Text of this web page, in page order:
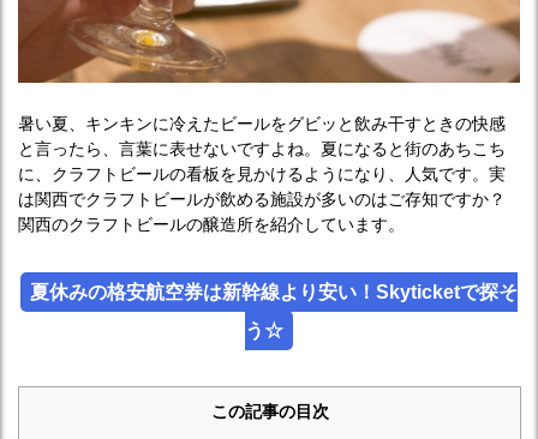
暑い夏、キンキンに冷えたビールをグビッと飲み干すときの快感
と言ったら、言葉に表せないですよね。夏になると街のあちこち
に、クラフトビールの看板を見かけるようになり、人気です。実
は関西でクラフトビールが飲める施設が多いのはご存知ですか？
関西のクラフトビールの醸造所を紹介しています。
夏休みの格安航空券は新幹線より安い！Skyticketで探そ
う☆
この記事の目次